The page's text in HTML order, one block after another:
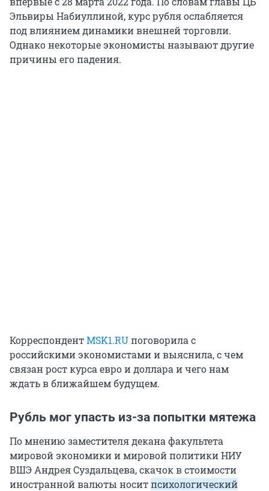
Эльвиры Набиуллиной, курс рубля ослабляется
под влиянием динамики внешней торговли.
Однако некоторые экономисты называют другие
причины его падения.
КорреспондентMSK1.RUпоговорила с
российскими экономистами и выяснила, с чем
связан рост курса евро и доллара и чего нам
ждать в ближайшем будущем.
Рубль мог упасть из-за попытки мятежа
По мнению заместителя декана факультета
мировой экономики и мировой политики НИУ
ВШЭ Андрея Суздальцева, скачок в стоимости
иностранной валюты носитпсихологический